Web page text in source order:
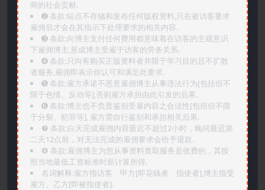
商的社会贡献.
➋️ 条款:站点不存储和发布任何版权资料,只在被访客要求
雇佣后才会在其指示下处理要求的相关内容.
➌️ 条款:向博主支付任何费用都意味着在访客的主观意识
下雇佣博主,形成博主受雇于访客的劳务关系.
➍️ 条款:只向有购买正版资料者并限于学习目的且不扩散
者服务,雇佣即表示你认可和满足此要求.
➎ 条款:雇方承诺不恶意雇佣博主从事违法行为[包括但不
限于色情、反动等],否则雇方承担由此引发的后果.
➏️ 条款:博主也不负责鉴别受雇内容之合法性[包括但不限
于分裂、犯罪等], 雇方需自行鉴别和承担相关后果.
❼ 条款:白天完成雇佣内容最迟不超过2小时，晚间最迟第
二天12点前，对无法完成的雇佣要求会给予退款.
❽ 条款:雇佣博主为您从事资料查取服务是收费的，其按
照当地最低工资标准时薪计算所得.
名词解释:雇方指访客、甲方[即花钱者、指使者],博主指受
雇方、乙方[即被指使者].